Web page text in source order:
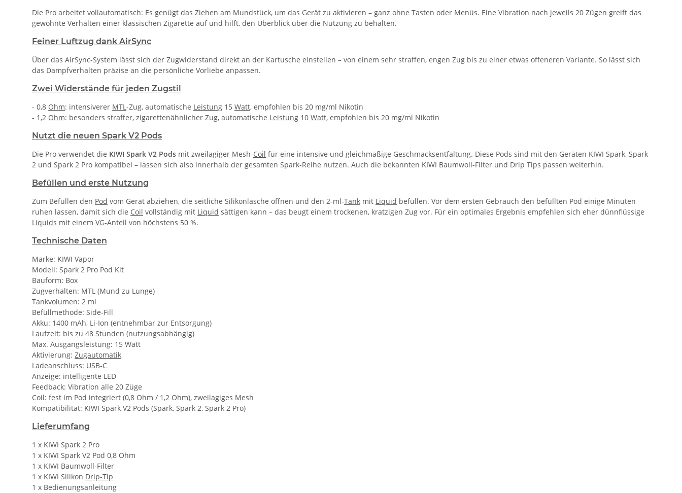
Die Pro arbeitet vollautomatisch: Es genügt das Ziehen am Mundstück, um das Gerät zu aktivieren – ganz ohne Tasten oder Menüs. Eine Vibration nach jeweils 20 Zügen greift das
gewohnte Verhalten einer klassischen Zigarette auf und hilft, den Überblick über die Nutzung zu behalten.
Feiner Luftzug dank AirSync
Über das AirSync-System lässt sich der Zugwiderstand direkt an der Kartusche einstellen – von einem sehr straffen, engen Zug bis zu einer etwas offeneren Variante. So lässt sich
das Dampfverhalten präzise an die persönliche Vorliebe anpassen.
Zwei Widerstände für jeden Zugstil
- 0,8 Ohm: intensiverer MTL-Zug, automatische Leistung 15 Watt, empfohlen bis 20 mg/ml Nikotin
- 1,2 Ohm: besonders straffer, zigarettenähnlicher Zug, automatische Leistung 10 Watt, empfohlen bis 20 mg/ml Nikotin
Nutzt die neuen Spark V2 Pods
Die Pro verwendet die KIWI Spark V2 Pods mit zweilagiger Mesh-Coil für eine intensive und gleichmäßige Geschmacksentfaltung. Diese Pods sind mit den Geräten KIWI Spark, Spark
2 und Spark 2 Pro kompatibel – lassen sich also innerhalb der gesamten Spark-Reihe nutzen. Auch die bekannten KIWI Baumwoll-Filter und Drip Tips passen weiterhin.
Befüllen und erste Nutzung
Zum Befüllen den Pod vom Gerät abziehen, die seitliche Silikonlasche öffnen und den 2-ml-Tank mit Liquid befüllen. Vor dem ersten Gebrauch den befüllten Pod einige Minuten
ruhen lassen, damit sich die Coil vollständig mit Liquid sättigen kann – das beugt einem trockenen, kratzigen Zug vor. Für ein optimales Ergebnis empfehlen sich eher dünnflüssige
Liquids mit einem VG-Anteil von höchstens 50 %.
Technische Daten
Marke: KIWI Vapor
Modell: Spark 2 Pro Pod Kit
Bauform: Box
Zugverhalten: MTL (Mund zu Lunge)
Tankvolumen: 2 ml
Befüllmethode: Side-Fill
Akku: 1400 mAh, Li-Ion (entnehmbar zur Entsorgung)
Laufzeit: bis zu 48 Stunden (nutzungsabhängig)
Max. Ausgangsleistung: 15 Watt
Aktivierung: Zugautomatik
Ladeanschluss: USB-C
Anzeige: intelligente LED
Feedback: Vibration alle 20 Züge
Coil: fest im Pod integriert (0,8 Ohm / 1,2 Ohm), zweilagiges Mesh
Kompatibilität: KIWI Spark V2 Pods (Spark, Spark 2, Spark 2 Pro)
Lieferumfang
1 x KIWI Spark 2 Pro
1 x KIWI Spark V2 Pod 0,8 Ohm
1 x KIWI Baumwoll-Filter
1 x KIWI Silikon Drip-Tip
1 x Bedienungsanleitung